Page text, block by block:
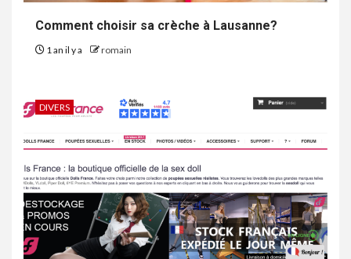
Comment choisir sa crèche à Lausanne?
1 an il y a romain
DIVERS